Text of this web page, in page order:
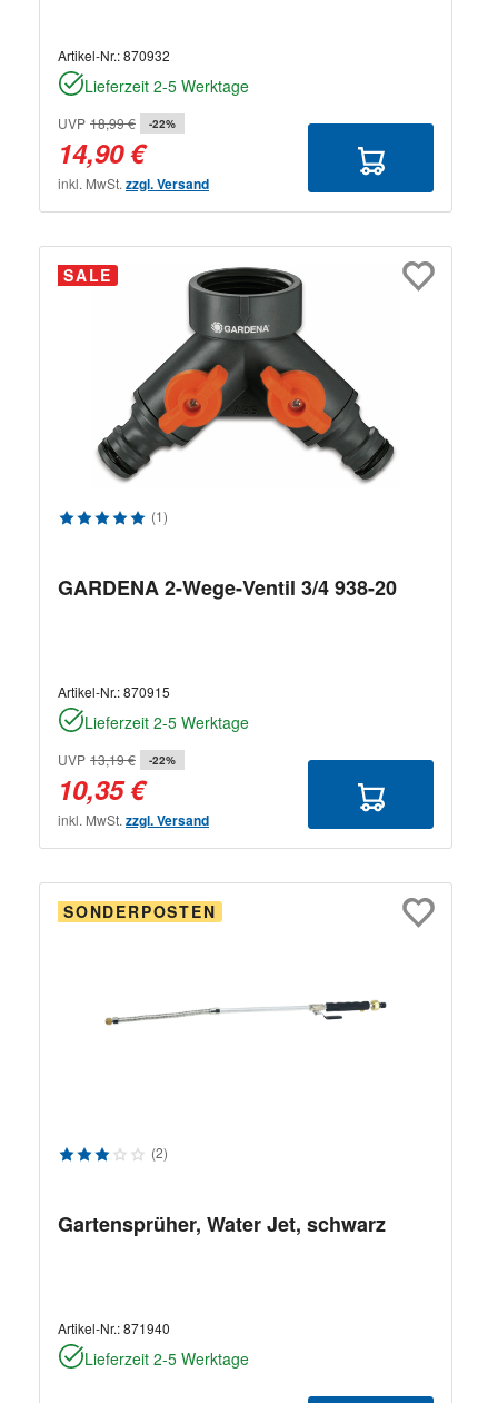
Artikel-Nr.:870932
Lieferzeit 2-5 Werktage
UVP 18,99 € -22%
14,90 €
inkl. MwSt. zzgl. Versand
SALE
Durchschnittliche Bewertung von 5 von 5 Sternen
(1)
GARDENA 2-Wege-Ventil 3/4 938-20
Artikel-Nr.:870915
Lieferzeit 2-5 Werktage
UVP 13,19 € -22%
10,35 €
inkl. MwSt. zzgl. Versand
SONDERPOSTEN
Durchschnittliche Bewertung von 3 von 5 Sternen
(2)
Gartensprüher, Water Jet, schwarz
Artikel-Nr.:871940
Lieferzeit 2-5 Werktage